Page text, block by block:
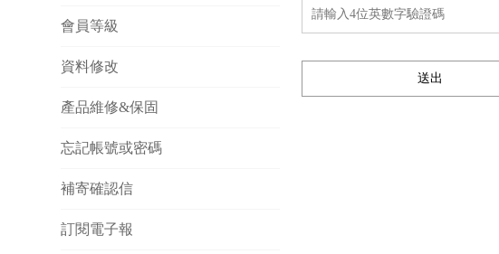
會員等級
資料修改
產品維修&保固
忘記帳號或密碼
補寄確認信
訂閱電子報